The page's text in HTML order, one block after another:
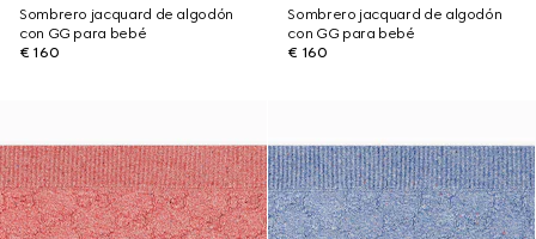
Sombrero jacquard de algodón
con GG para bebé
€ 160
Sombrero jacquard de algodón
con GG para bebé
€ 160